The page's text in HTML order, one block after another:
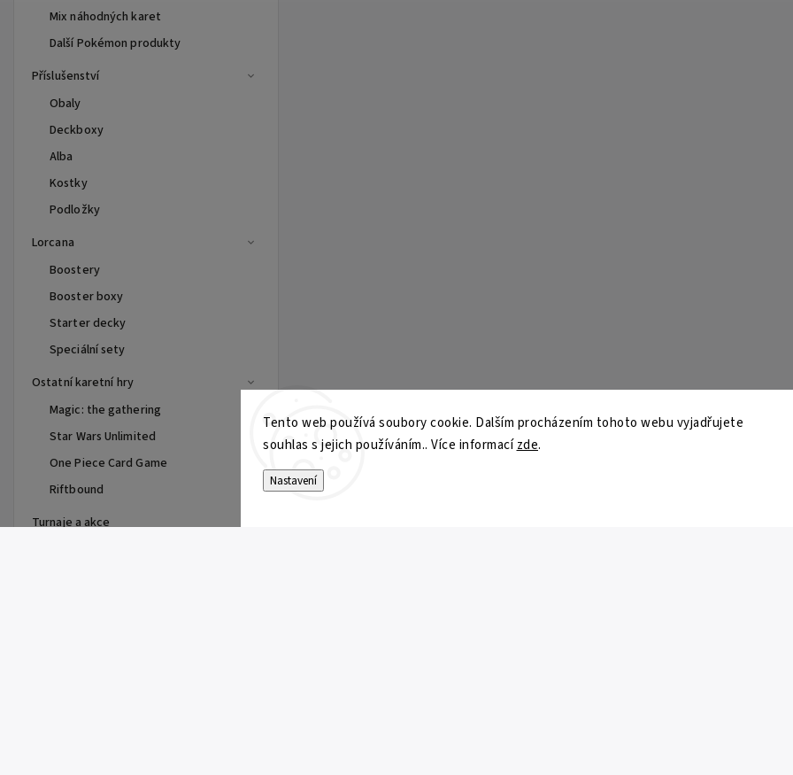
Tento web používá soubory cookie. Dalším procházením tohoto webu vyjadřujete
souhlas s jejich používáním.. Více informacízde.
Nastavení
Mix náhodných karet
Další Pokémon produkty
Příslušenství
Obaly
Deckboxy
Alba
Kostky
Podložky
Lorcana
Boostery
Booster boxy
Starter decky
Speciální sety
Ostatní karetní hry
Magic: the gathering
Star Wars Unlimited
One Piece Card Game
Riftbound
Turnaje a akce